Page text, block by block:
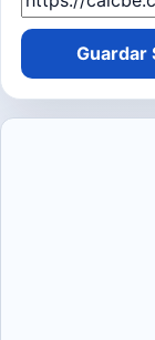
Guardar